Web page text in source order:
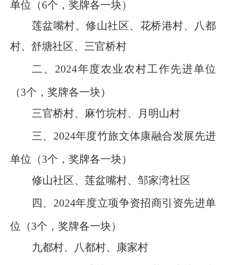
单位（6个，奖牌各一块）
莲盆嘴村、修山社区、花桥港村、八都
村、舒塘社区、三官桥村
二、 2024年度农业农村工作先进单位
（3个，奖牌各一块）
三官桥村、麻竹垸村、月明山村
三、 2024年度竹旅文体康融合发展先进
单位（3个，奖牌各一块）
修山社区、莲盆嘴村、邹家湾社区
四、 2024年度立项争资招商引资先进单
位（3个，奖牌各一块）
九都村、八都村、康家村